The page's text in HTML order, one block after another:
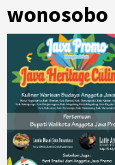
wonosobo